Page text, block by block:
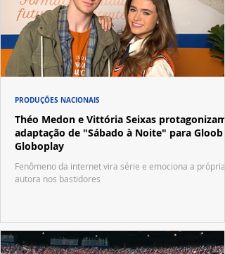
Théo Medon e Vittória Seixas protagonizam
adaptação de "Sábado à Noite" para Gloob e
Globoplay
Fenômeno da internet vira série e emociona a própria
autora nos bastidores
PRODUÇÕES NACIONAIS